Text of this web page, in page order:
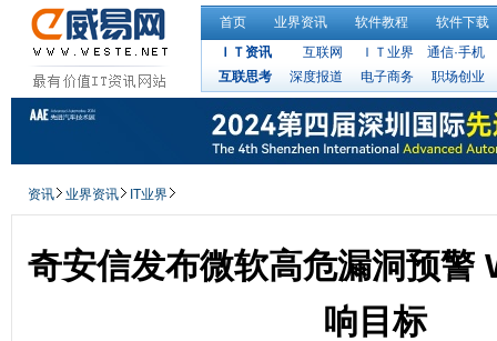
首页 业界资讯 软件教程
软件下载
ＩＴ资讯
互联网 ＩＴ业界
通信·手机
互联思考
深度报道 电子商务 职场创业
资讯 业界资讯 IT业界
奇安信发布微软高危漏洞预警
响目标